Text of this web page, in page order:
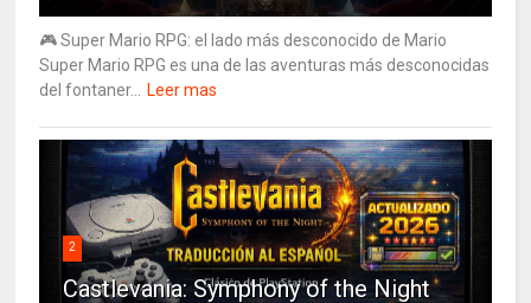
🎮 Super Mario RPG: el lado más desconocido de Mario
Super Mario RPG es una de las aventuras más desconocidas
del fontaner... Leer mas
2
Castlevania: Symphony of the Night